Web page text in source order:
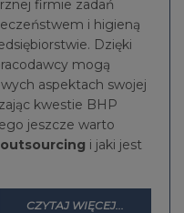
firmie zadań
i higieną
Dzięki
mogą
aspektach swojej
kwestie BHP
jeszcze warto
outsourcing i jaki jest
CZYTAJ WIĘCEJ...